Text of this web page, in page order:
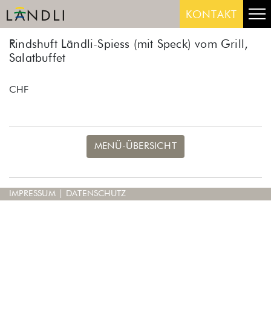
Skip
to
KONTAKT
Rindshuft Ländli-Spiess (mit Speck) vom Grill,
Salatbuffet
CHF
MENÜ-ÜBERSICHT
IMPRESSUM DATENSCHUTZ